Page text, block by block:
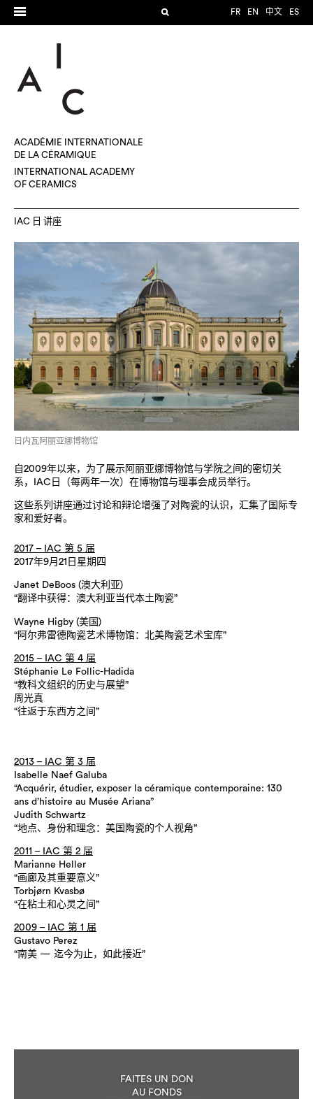
FR EN 中文 ES
ACADÉMIE INTERNATIONALE
DE LA CÉRAMIQUE
INTERNATIONAL ACADEMY
OF CERAMICS
IAC 日 讲座
日内瓦阿丽亚娜博物馆
自2009年以来，为了展示阿丽亚娜博物馆与学院之间的密切关
系，IAC日（每两年一次）在博物馆与理事会成员举行。
这些系列讲座通过讨论和辩论增强了对陶瓷的认识，汇集了国际专
家和爱好者。
2017 – IAC 第 5 届
2017年9月21日星期四
Janet DeBoos (澳大利亚)
“翻译中获得：澳大利亚当代本土陶瓷”
Wayne Higby (美国)
“阿尔弗雷德陶瓷艺术博物馆：北美陶瓷艺术宝库”
2015 – IAC 第 4 届
Stéphanie Le Follic-Hadida
“教科文组织的历史与展望”
周光真
“往返于东西方之间”
2013 – IAC 第 3 届
Isabelle Naef Galuba
“Acquérir, étudier, exposer la céramique contemporaine: 130
ans d’histoire au Musée Ariana”
Judith Schwartz
“地点、身份和理念：美国陶瓷的个人视角”
2011 – IAC 第 2 届
Marianne Heller
“画廊及其重要意义”
Torbjørn Kvasbø
“在粘土和心灵之间”
2009 – IAC 第 1 届
Gustavo Perez
“南美 — 迄今为止，如此接近”
FAITES UN DON
AU FONDS